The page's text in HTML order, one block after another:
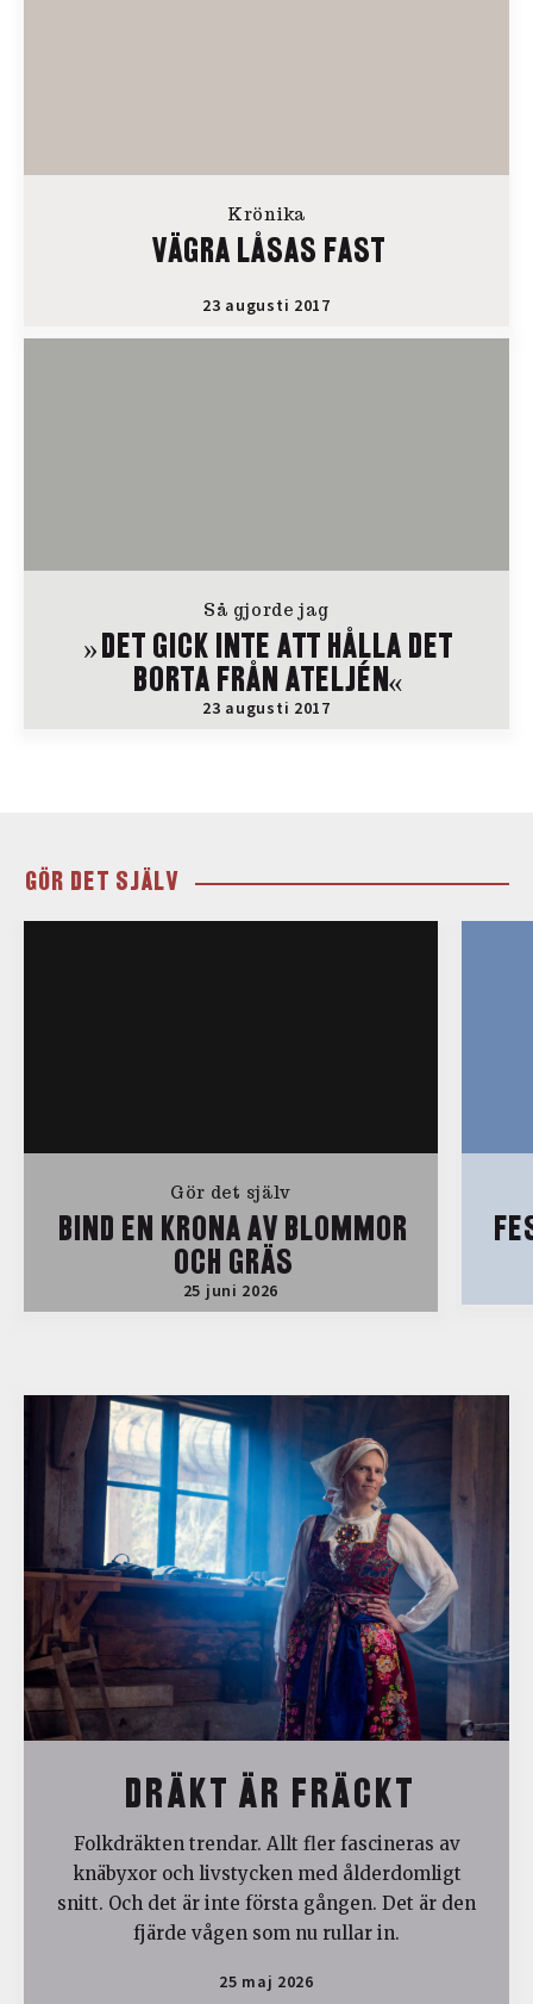
Krönika
VÄGRA LÅSAS FAST
23 augusti 2017
Så gjorde jag
»DET GICK INTE ATT HÅLLA DET
BORTA FRÅN ATELJÉN«
23 augusti 2017
GÖR DET SJÄLV
Gör det själv
BIND EN KRONA AV BLOMMOR
OCH GRÄS
25 juni 2026
DRÄKT ÄR FRÄCKT
Folkdräkten trendar. Allt fler fascineras av
knäbyxor och livstycken med ålderdomligt
snitt. Och det är inte första gången. Det är den
fjärde vågen som nu rullar in.
25 maj 2026